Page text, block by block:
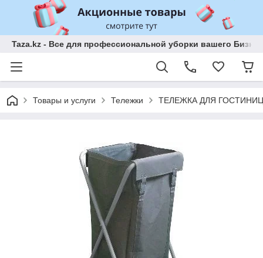
Taza.kz - Все для профессиональной уборки вашего
Товары и услуги Тележки ТЕЛЕЖКА ДЛЯ